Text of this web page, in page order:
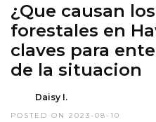
¿Que causan
forestales en
claves para
de la situacion
Daisy I.
POSTED ON 2023-08-10